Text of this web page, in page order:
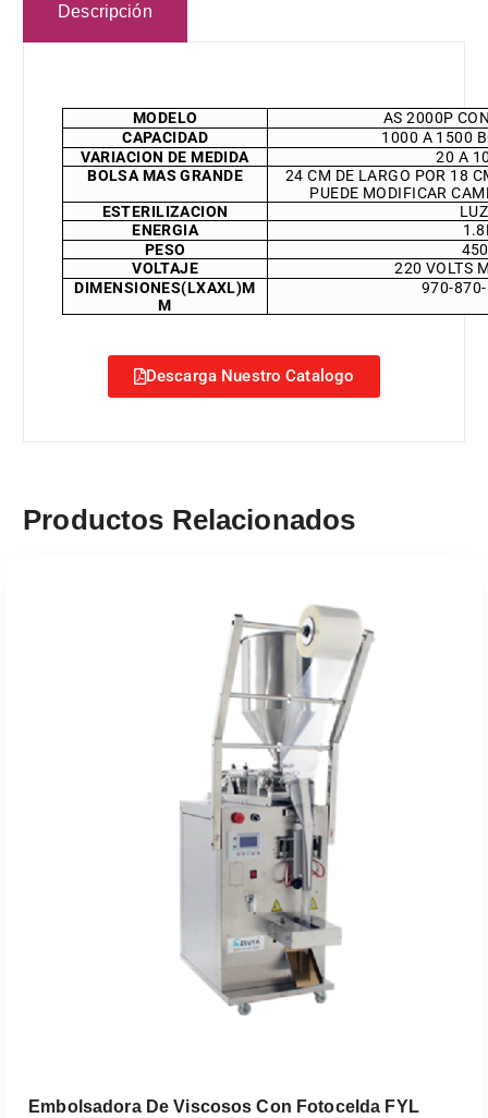
Descripción
MODELO
AS 2000P
CAPACIDAD
1000 A 1500
VARIACION DE MEDIDA
20 A
BOLSA MAS GRANDE
24 CM DE LARGO POR 18
PUEDE MODIFICAR
ESTERILIZACION
ENERGIA
PESO
VOLTAJE
220 VOLTS
DIMENSIONES(LXAXL)M
M
970-
Descarga Nuestro Catalogo
Productos Relacionados
Embolsadora De Viscosos Con Fotocelda FYL